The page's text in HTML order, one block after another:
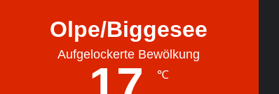
Olpe/Biggesee
Aufgelockerte Bewölkung
℃